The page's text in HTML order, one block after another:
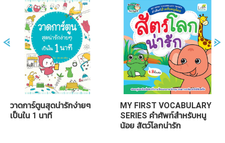
วาดการ์ตูนสุดน่ารักง่ายๆ
เป็นใน 1 นาที
MY FIRST VOCABULARY
SERIES คำศัพท์สำหรับหนู
น้อย สัตว์โลกน่ารัก